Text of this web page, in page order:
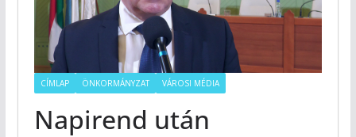
CÍMLAP ÖNKORMÁNYZAT VÁROSI MÉDIA
Napirend után